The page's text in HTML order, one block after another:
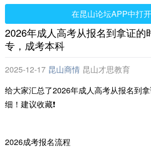
在昆山论坛APP中打开
2026年成人高考从报名到拿证的
专，成考本科
2025-12-17 昆山商情 昆山才思教育
给大家汇总了2026年成人高考从报名到
细！建议收藏❗️
2026成考报名流程